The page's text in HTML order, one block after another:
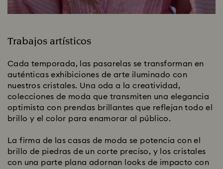
Trabajos artísticos
Cada temporada, las pasarelas se transforman en
auténticas exhibiciones de arte iluminado con
nuestros cristales. Una oda a la creatividad,
colecciones de moda que transmiten una elegancia
optimista con prendas brillantes que reflejan todo el
brillo y el color para enamorar al público.
La firma de las casas de moda se potencia con el
brillo de piedras de un corte preciso, y los cristales
con una parte plana adornan looks de impacto con